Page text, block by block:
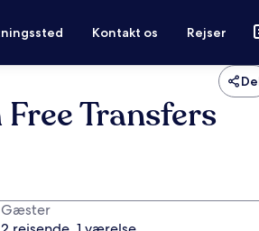
Kontakt os Rejser
Transfers
Gæster